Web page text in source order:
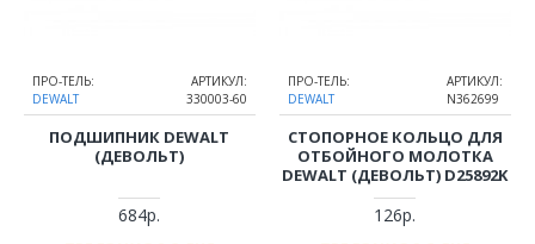
ПРО-ТЕЛЬ:
DEWALT
АРТИКУЛ:
330003-60
ПОДШИПНИК DEWALT
(ДЕВОЛЬТ)
684р.
ПРО-ТЕЛЬ:
DEWALT
АРТИКУЛ:
N362699
СТОПОРНОЕ КОЛЬЦО ДЛЯ
ОТБОЙНОГО МОЛОТКА
DEWALT (ДЕВОЛЬТ) D25892K
126р.